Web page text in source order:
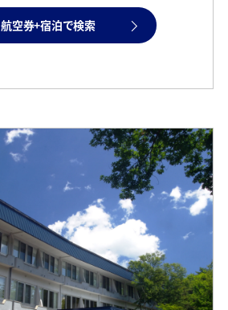
航空券+宿泊で検索